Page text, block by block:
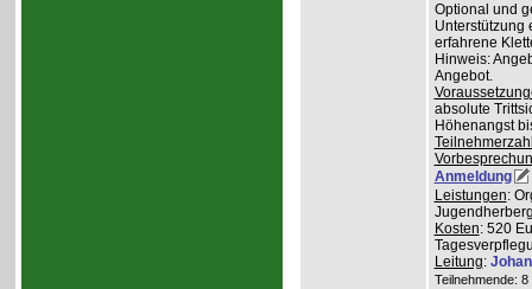
Optional und
Unterstützung
erfahrene
Hinweis:
Angebot.
absolute
Höhenangst
Anmeldung
Leistungen:
Kosten: 520
Leitung:
Teilnehmende: